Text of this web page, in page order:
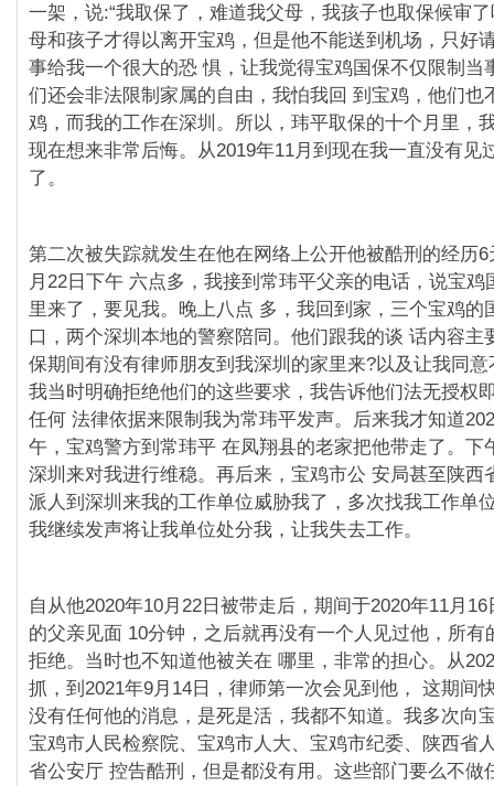
一架，说:“我取保了，难道我父母，我孩子也取保候审
母和孩子才得以离开宝鸡，但是他不能送到机场，只好
事给我一个很大的恐 惧，让我觉得宝鸡国保不仅限制当
们还会非法限制家属的自由，我怕我回 到宝鸡，他们也
鸡，而我的工作在深圳。所以，玮平取保的十个月里，
现在想来非常后悔。从2019年11月到现在我一直没有⻅
了。
第二次被失踪就发生在他在网络上公开他被酷刑的经历6
月22日下午 六点多，我接到常玮平父亲的电话，说宝鸡
里来了，要⻅我。晚上八点 多，我回到家，三个宝鸡的
口，两个深圳本地的警察陪同。他们跟我的谈 话内容主
保期间有没有律师朋友到我深圳的家里来?以及让我同
我当时明确拒绝他们的这些要求，我告诉他们法无授权
任何 法律依据来限制我为常玮平发声。后来我才知道
午，宝鸡警方到常玮平 在凤翔县的老家把他带走了。下
深圳来对我进行维稳。再后来，宝鸡市公 安局甚至陕⻄
派人到深圳来我的工作单位威胁我了，多次找我工作单
我继续发声将让我单位处分我，让我失去工作。
自从他2020年10月22日被带走后，期间于2020年11月
的父亲⻅面 10分钟，之后就再没有一个人⻅过他，所有
拒绝。当时也不知道他被关在 哪里，非常的担心。从
抓，到2021年9月14日，律师第一次会⻅到他， 这期间
没有任何他的消息，是死是活，我都不知道。我多次向
宝鸡市人⺠检察院、宝鸡市人大、宝鸡市纪委、陕⻄省
省公安厅 控告酷刑，但是都没有用。这些部⻔要么不做